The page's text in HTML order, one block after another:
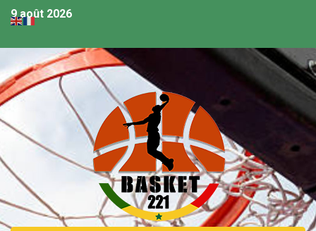
9 août 2026